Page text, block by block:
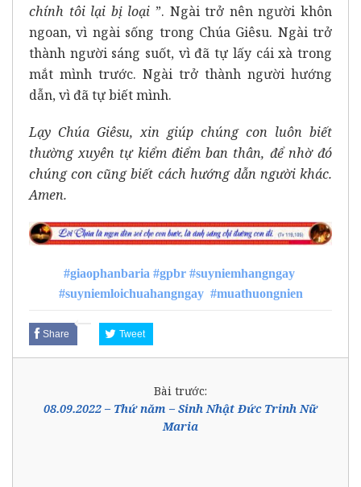
chính tôi lại bị loại ”. Ngài trở nên người khôn
ngoan, vì ngài sống trong Chúa Giêsu. Ngài trở
thành người sáng suốt, vì đã tự lấy cái xà trong
mắt mình trước. Ngài trở thành người hướng
dẫn, vì đã tự biết mình.
Lạy Chúa Giêsu, xin giúp chúng con luôn biết
thường xuyên tự kiểm điểm ban thân, để nhờ đó
chúng con cũng biết cách hướng dẫn người khác.
Amen.
#giaophanbaria #gpbr #suyniemhangngay
#suyniemloichuahangngay #muathuongnien
Share Tweet
Bài trước:
08.09.2022 – Thứ năm – Sinh Nhật Đức Trinh Nữ
Maria